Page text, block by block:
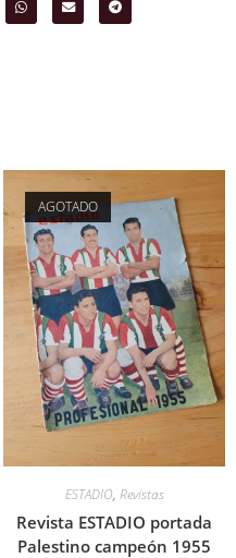
AGOTADO
ESTADIO, Revistas
Revista ESTADIO portada
Palestino campeón 1955